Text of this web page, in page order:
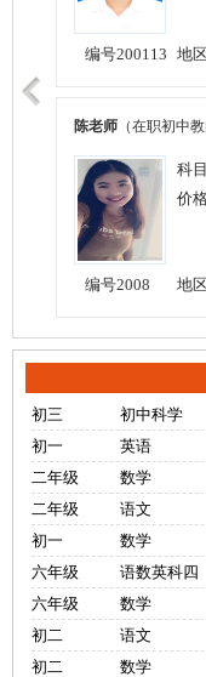
初三 初中科学
初一
英语
二年级
数学
二年级
语文
初一
数学
六年级
语数英科四
六年级
数学
初二
语文
初二
数学